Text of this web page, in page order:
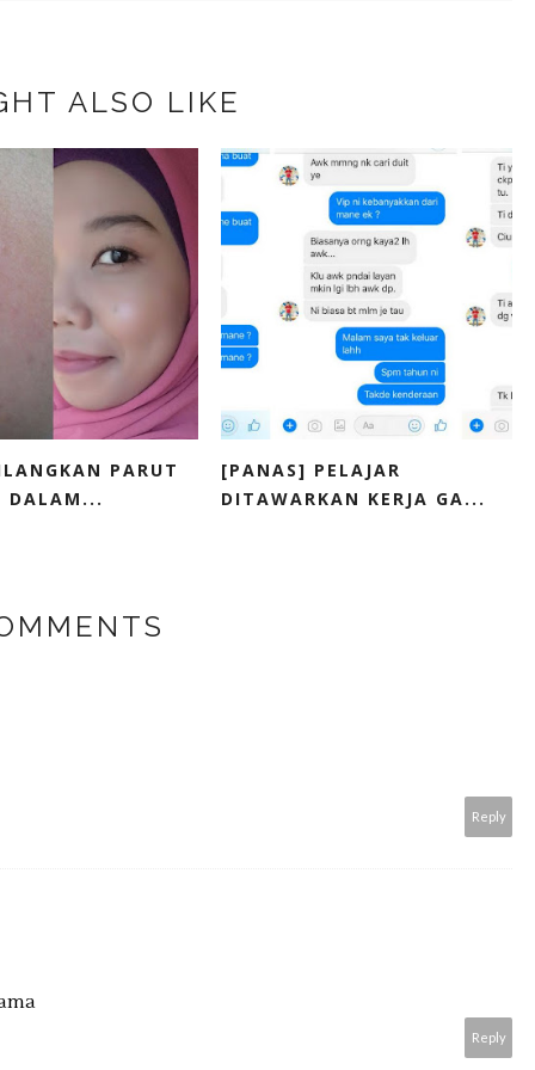
ALSO LIKE
PARUT
DALAM...
[PANAS] PELAJAR
DITAWARKAN KERJA GA...
Reply
Reply